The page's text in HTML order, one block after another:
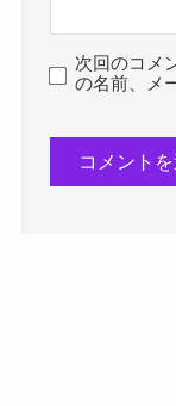
次回のコメ
の名前、メ